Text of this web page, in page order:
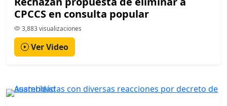
CPCCS en consulta popular
3,883 visualizaciones
Ver Video